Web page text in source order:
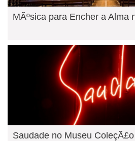
MÃºsica para Encher a Alma
Saudade no Museu